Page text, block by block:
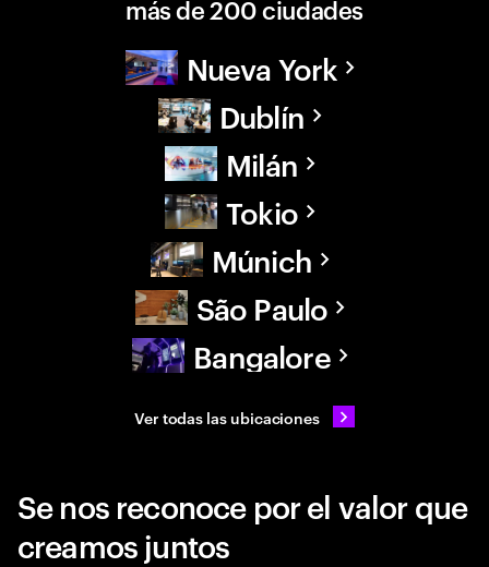
más de 200 ciudades
Nueva York
Dublín
Milán
Tokio
Múnich
São Paulo
Bangalore
Ver todas las ubicaciones
Se nos reconoce por el valor que
creamos juntos